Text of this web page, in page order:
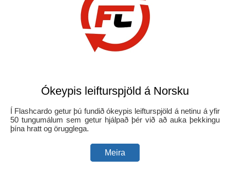
Ókeypis leifturspjöld á Norsku
Í Flashcardo getur þú fundið ókeypis leifturspjöld á netinu á yfir
50 tungumálum sem getur hjálpað þér við að auka þekkingu
þína hratt og örugglega.
Meira